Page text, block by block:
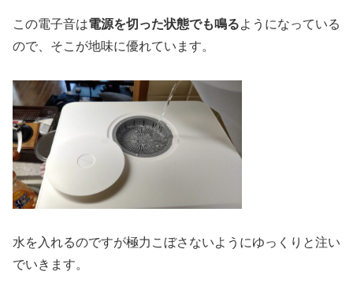
この電子音は電源を切った状態でも鳴るようになっている
ので、そこが地味に優れています。
水を入れるのですが極力こぼさないようにゆっくりと注い
でいきます。